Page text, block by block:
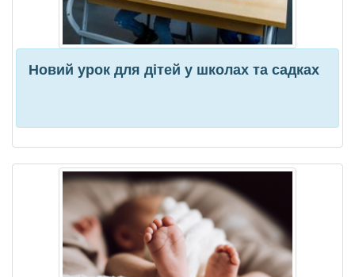
Новий урок для дітей у школах та садках